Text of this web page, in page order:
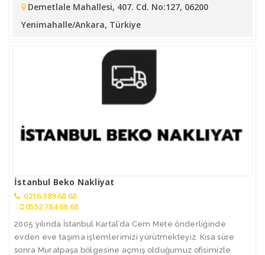
Demetlale Mahallesi, 407. Cd. No:127, 06200
Yenimahalle/Ankara, Türkiye
İstanbul Beko Nakliyat
0216 389 68 68
0552 784 68 68
2005 yılında İstanbul Kartal’da Cem Mete önderliğinde
evden eve taşıma işlemlerimizi yürütmekteyiz. Kısa süre
sonra Muratpaşa bölgesine açmış olduğumuz ofisimizle